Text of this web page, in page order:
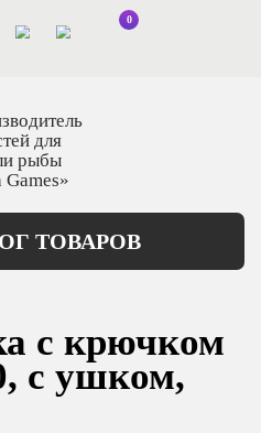
ТОВАРОВ
с крючком
с ушком,